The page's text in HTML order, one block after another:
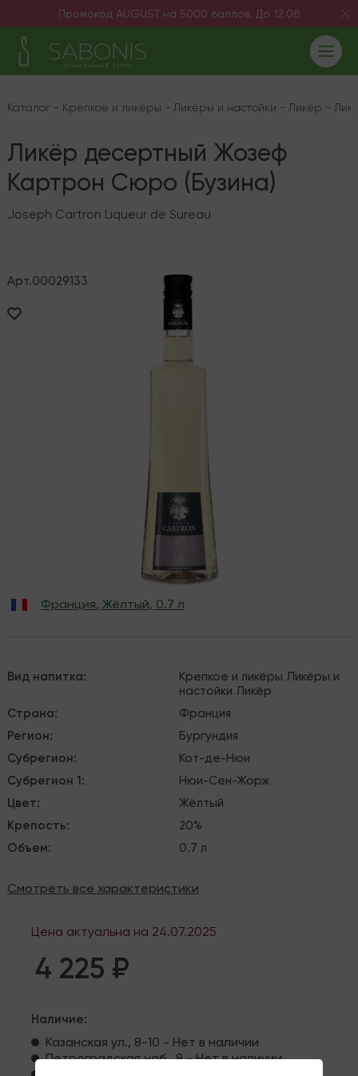
Промокод AUGUST на 5000 баллов. До 12.08
Каталог - Крепкое и ликёры - Ликёры и настойки - Ликёр -
Ликёр десертный Жозеф
Картрон Сюро (Бузина)
Joseph Cartron Liqueur de Sureau
Арт.00029133
Франция, Жёлтый, 0.7 л
Вид напитка: Крепкое и ликёры Ликёры и
настойки Ликёр
Страна:
Франция
Регион:
Бургундия
Субрегион:
Кот-де-Нюи
Субрегион 1:
Нюи-Сен-Жорж
Цвет:
Жёлтый
Крепость:
20%
Объем: 0.7 л
Смотреть все характеристики
Цена актуальна на 24.07.2025
4 225 ₽
Наличие:
Казанская ул., 8-10 - Нет в наличии
Петроградская наб., 8 - Нет в наличии